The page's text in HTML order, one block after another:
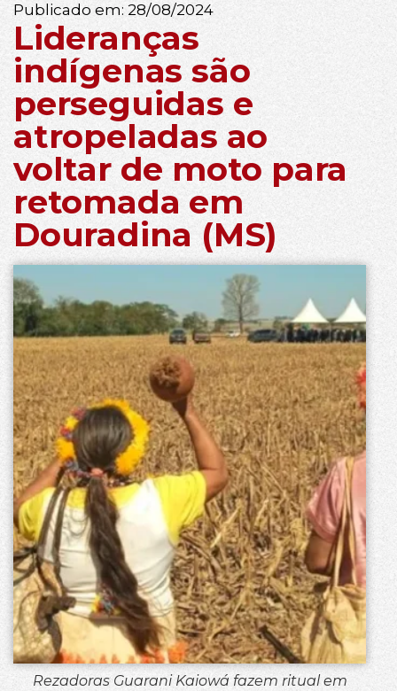
Publicado em: 28/08/2024
Lideranças
indígenas são
perseguidas e
atropeladas ao
voltar de moto para
retomada em
Douradina (MS)
Rezadoras Guarani Kaiowá fazem ritual em